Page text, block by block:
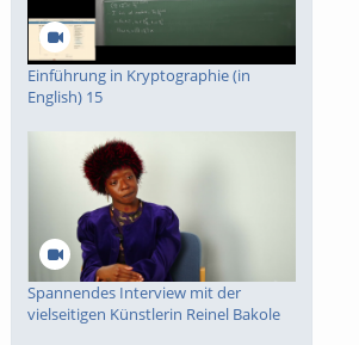
Einführung in Kryptographie (in
English) 15
Spannendes Interview mit der
vielseitigen Künstlerin Reinel Bakole